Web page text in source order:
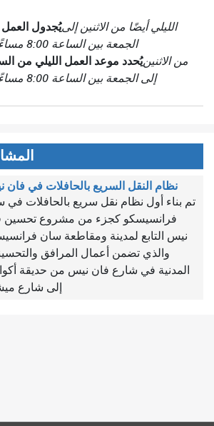
يُجدولالليلي أيضًا من الاثنين إلى
الجمعة بين الساعة 8:00 مساءً و 7:00 صباحًا
يُحدد موعد العمل الليلي منمن الاثنين
إلى الجمعة بين الساعة 8:00 مساءً و 7:00 صباحًا
نظام النقل السريع بالحافلات في فان
تم بناء أول نظام نقل سريع بالحافلات في
فرانسيسكو كجزء من مشروع تحسين
نيس التابع لمدينة ومقاطعة سان
والذي تضمن أعمال المرافق
المدنية في شارع فان نيس من حديقة
إلى شارع